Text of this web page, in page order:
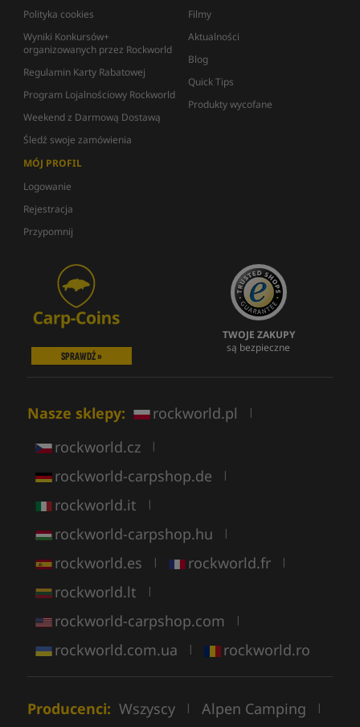
Polityka cookies
Wyniki Konkursów+
organizowanych przez Rockworld
Regulamin Karty Rabatowej
Program Lojalnościowy Rockworld
Weekend z Darmową Dostawą
Śledź swoje zamówienia
Filmy
Aktualności
Blog
Quick Tips
Produkty wycofane
MÓJ PROFIL
Logowanie
Rejestracja
Przypomnij
SPRAWDŹ »
TWOJE ZAKUPY
są bezpieczne
Nasze sklepy: rockworld.pl |
rockworld.cz |
rockworld-carpshop.de |
rockworld.it |
rockworld-carpshop.hu |
rockworld.es | rockworld.fr |
rockworld.lt |
rockworld-carpshop.com |
rockworld.com.ua | rockworld.ro
Producenci: Wszyscy | Alpen Camping |